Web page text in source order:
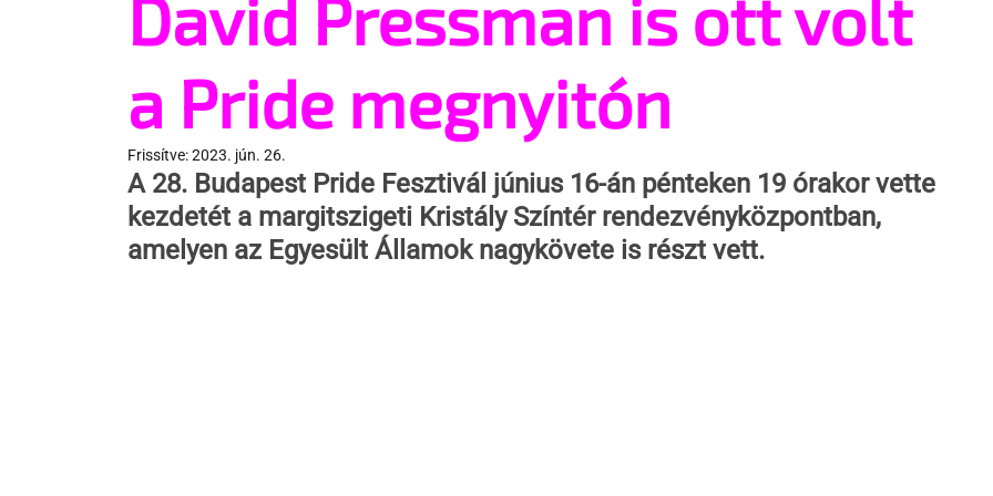
David Pressman is ott volt
a Pride megnyitón
Frissítve:2023. jún. 26.
A 28. Budapest Pride Fesztivál június 16-án pénteken 19 órakor vette
kezdetét a margitszigeti Kristály Színtér rendezvényközpontban,
amelyen az Egyesült Államok nagykövete is részt vett.